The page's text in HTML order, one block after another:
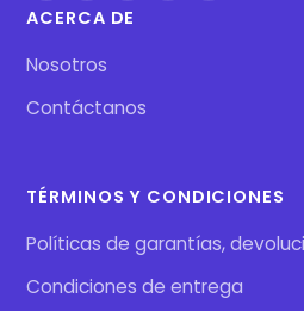
ACERCA DE
Nosotros
Contáctanos
TÉRMINOS Y CONDICIONES
Políticas de garantías,
Condiciones de entrega